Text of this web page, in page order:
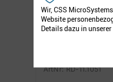
ArtNr: RD-11.1051
Wir, CSS
Website
Details dazu in